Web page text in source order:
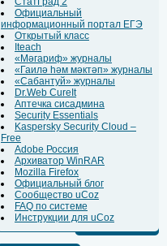
Официальный
информационный портал ЕГЭ
Открытый класс
Iteach
«Мәгариф» журналы
«Гаилә һәм мәктәп» журналы
«Сабантуй» журналы
Dr.Web CureIt
Аптечка сисадмина
Security Essentials
Kaspersky Security Cloud –
Free
Adobe Россия
Архиватор WinRAR
Mozilla Firefox
Официальный блог
Сообщество uCoz
FAQ по системе
Инструкции для uCoz